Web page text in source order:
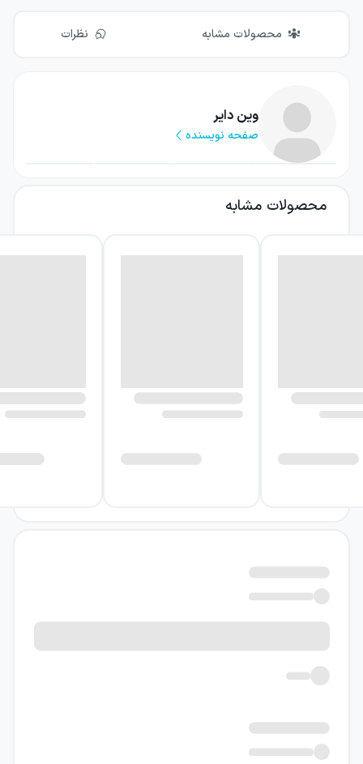
محصولات مشابه نظرات
وین دایر
صفحه نویسنده
محصولات مشابه